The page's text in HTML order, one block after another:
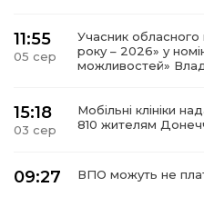
11:55
05 сер
Учасник
року – 2026» у
можливостей»
15:18
03 сер
Мобільні клініки
810 жителям
09:27
ВПО можуть не
комунальних